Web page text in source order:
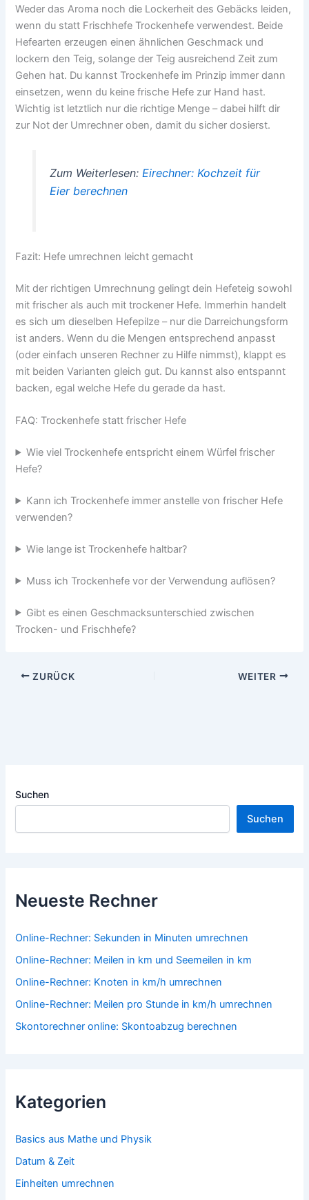
Weder das Aroma noch die Lockerheit des Gebäcks leiden,
wenn du statt Frischhefe Trockenhefe verwendest. Beide
Hefearten erzeugen einen ähnlichen Geschmack und
lockern den Teig, solange der Teig ausreichend Zeit zum
Gehen hat. Du kannst Trockenhefe im Prinzip immer dann
einsetzen, wenn du keine frische Hefe zur Hand hast.
Wichtig ist letztlich nur die richtige Menge – dabei hilft dir
zur Not der Umrechner oben, damit du sicher dosierst.
Zum Weiterlesen: Eirechner: Kochzeit für
Eier berechnen
Fazit: Hefe umrechnen leicht gemacht
Mit der richtigen Umrechnung gelingt dein Hefeteig sowohl
mit frischer als auch mit trockener Hefe. Immerhin handelt
es sich um dieselben Hefepilze – nur die Darreichungsform
ist anders. Wenn du die Mengen entsprechend anpasst
(oder einfach unseren Rechner zu Hilfe nimmst), klappt es
mit beiden Varianten gleich gut. Du kannst also entspannt
backen, egal welche Hefe du gerade da hast.
FAQ: Trockenhefe statt frischer Hefe
Wie viel Trockenhefe entspricht einem Würfel frischer
Hefe?
Kann ich Trockenhefe immer anstelle von frischer Hefe
verwenden?
Wie lange ist Trockenhefe haltbar?
Muss ich Trockenhefe vor der Verwendung auflösen?
Gibt es einen Geschmacksunterschied zwischen
Trocken- und Frischhefe?
ZURÜCK WEITER
Suchen
Suchen
Neueste Rechner
Online-Rechner: Sekunden in Minuten umrechnen
Online-Rechner: Meilen in km und Seemeilen in km
Online-Rechner: Knoten in km/h umrechnen
Online-Rechner: Meilen pro Stunde in km/h umrechnen
Skontorechner online: Skontoabzug berechnen
Kategorien
Basics aus Mathe und Physik
Datum & Zeit
Einheiten umrechnen